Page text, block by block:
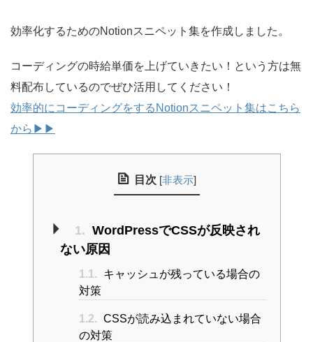
効率化するためのNotionスニペット集を作成しました。
コーディングの時給単価を上げていきたい！という方は無
料配布しているのでぜひ活用してください！
効率的にコーディングをするNotionスニペット集はこちら
から▶︎▶︎
目次 [非表示]
1. WordPressでCSSが反映され
ない原因
1.1.
キャッシュが残っている場合の
対策
1.2. CSSが読み込まれていない場合
の対策